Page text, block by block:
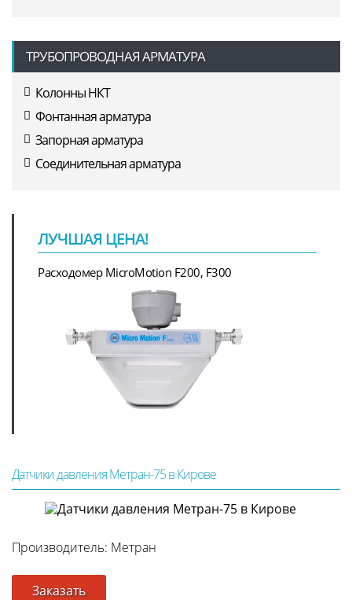
ТРУБОПРОВОДНАЯ АРМАТУРА
Колонны НКТ
Фонтанная арматура
Запорная арматура
Соединительная арматура
ЛУЧШАЯ ЦЕНА!
Расходомер MicroMotion F200, F300
Датчики давления Метран-75 в Кирове
Производитель: Метран
Заказать